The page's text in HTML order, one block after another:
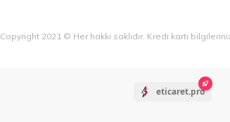
Copyright 2021 © Her hakkı saklıdır. Kredi kartı
eticaret.pro